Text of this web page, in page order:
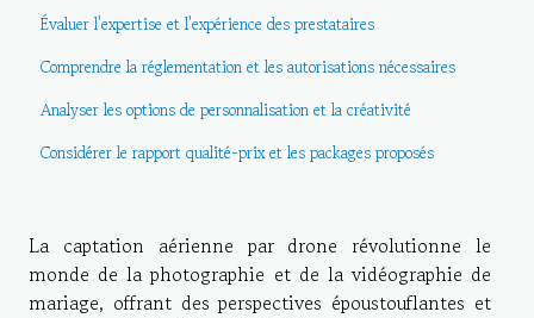
Évaluer l'expertise et l'expérience des prestataires
Comprendre la réglementation et les autorisations nécessaires
Analyser les options de personnalisation et la créativité
Considérer le rapport qualité-prix et les packages proposés
La captation aérienne par drone révolutionne le
monde de la photographie et de la vidéographie de
mariage, offrant des perspectives époustouflantes et